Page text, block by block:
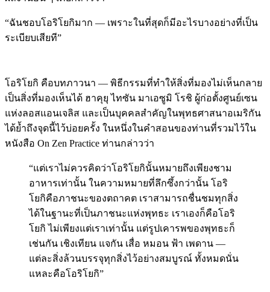
“ฉันชอบโอริโยกิมาก — เพราะในที่สุดก็มีอะไรบางอย่างที่เป็น
ระเบียบเสียที”
โอริโยกิ คือบทภาวนา — พิธีกรรมที่ทำให้สิ่งที่มองไม่เห็นกลาย
เป็นสิ่งที่มองเห็นได้ ฮาคุยุ ไทซัน มาเอซูมิ โรชิ ผู้ก่อตั้งศูนย์เซน
แห่งลอสแอนเจลิส และเป็นบุคคลสำคัญในพุทธศาสนาอเมริกัน
ได้ย้ำถึงจุดนี้ไว้บ่อยครั้ง ในหนึ่งในคำสอนของท่านที่รวมไว้ใน
หนังสือ On Zen Practice ท่านกล่าวว่า
“แต่เราไม่ควรคิดว่าโอริโยกินั้นหมายถึงเพียงชาม
อาหารเท่านั้น ในความหมายที่ลึกซึ้งกว่านั้น โอริ
โยกิคือภาชนะของตถาคต เราสามารถชื่นชมทุกสิ่ง
ได้ในฐานะที่เป็นภาชนะแห่งพุทธะ เราเองก็คือโอริ
โยกิ ไม่เพียงแต่เราเท่านั้น แต่รูปเคารพของพุทธะก็
เช่นกัน เชิงเทียน แจกัน เสื่อ หมอน ฟ้า เพดาน —
แต่ละสิ่งล้วนบรรจุทุกสิ่งไว้อย่างสมบูรณ์ ทั้งหมดนั่น
แหละคือโอริโยกิ”